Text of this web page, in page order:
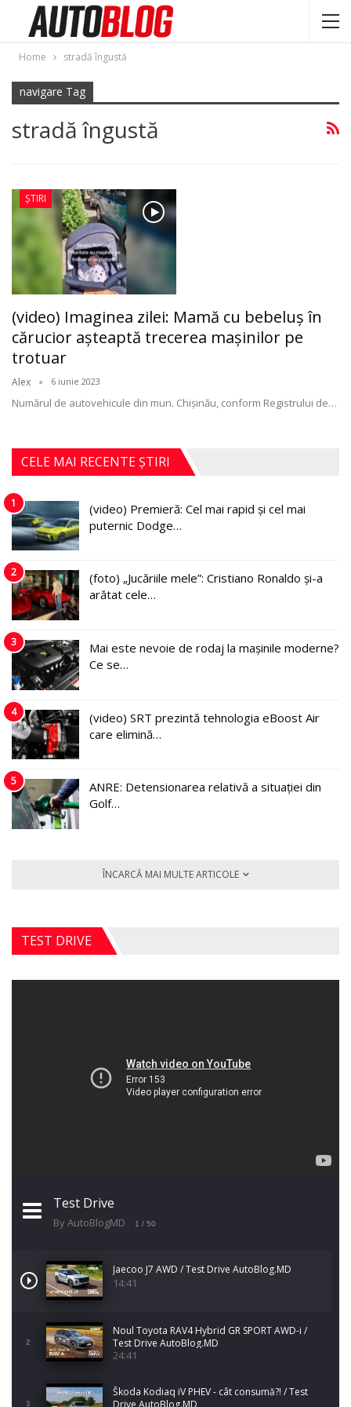
Home stradă îngustă
navigare Tag
stradă îngustă
ȘTIRI
(video) Imaginea zilei: Mamă cu bebeluş în
cărucior așteaptă trecerea maşinilor pe
trotuar
Alex 6 iunie 2023
Numărul de autovehicule din mun. Chişinău, conform Registrului de…
CELE MAI RECENTE ȘTIRI
1
(video) Premieră: Cel mai rapid și cel mai
puternic Dodge…
2
(foto) „Jucăriile mele”: Cristiano Ronaldo și-a
arătat cele…
3
Mai este nevoie de rodaj la mașinile moderne?
Ce se…
4
(video) SRT prezintă tehnologia eBoost Air
care elimină…
5
ANRE: Detensionarea relativă a situației din
Golf…
ÎNCARCĂ MAI MULTE ARTICOLE
TEST DRIVE
Test Drive
By AutoBlogMD 1 / 50
Jaecoo J7 AWD / Test Drive AutoBlog.MD
14:41
2
Noul Toyota RAV4 Hybrid GR SPORT AWD-i /
Test Drive AutoBlog.MD
24:41
3
Škoda Kodiaq iV PHEV - cât consumă?! / Test
Drive AutoBlog.MD